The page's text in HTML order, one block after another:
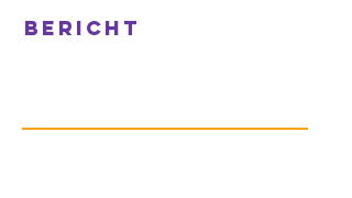
Bericht